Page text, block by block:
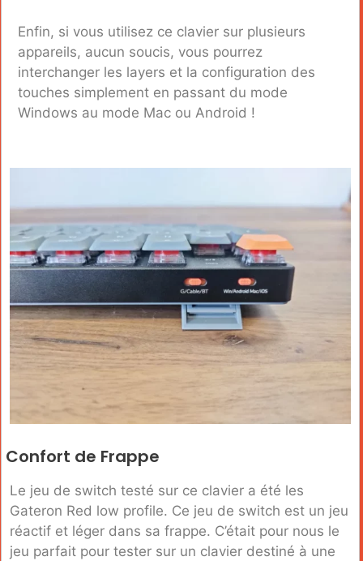
Enfin, si vous utilisez ce clavier sur plusieurs
appareils, aucun soucis, vous pourrez
interchanger les layers et la configuration des
touches simplement en passant du mode
Windows au mode Mac ou Android !
Confort de Frappe
Le jeu de switch testé sur ce clavier a été les
Gateron Red low profile. Ce jeu de switch est un jeu
réactif et léger dans sa frappe. C’était pour nous le
jeu parfait pour tester sur un clavier destiné à une